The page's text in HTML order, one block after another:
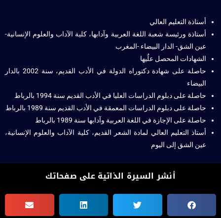
أستاذة التعليم العالي
أستاذة ورئيسة شعبة اللغة العربية وآدابها، كلية الآداب والعلوم الإنسانية-
عين الشق- الدار البيضاء -المغرب
الشهادات المحصل علٌيها
حاصلة على شهادة دكتوراه الدولة في الأدب القديم، سنة 2002 بالدار
البيضاء
حاصلة على دبلوم الدراسات العليا في الأدب القديم سنة 1994 بالرباط
حاصلة على دبلوم الدراسات المعمقة في الأدب القديم سنة 1989 بالرباط
حاصلة على الإجازة في اللغة العربية وآدابها سنة 1989 بالرباط
أستاذ التعليم العالي لمادة الشعر القديم، كلية الآداب والعلوم الإنسانية،
عين الشق إلى اليوم
أنشر السيرة الذاتية على صفحاتك